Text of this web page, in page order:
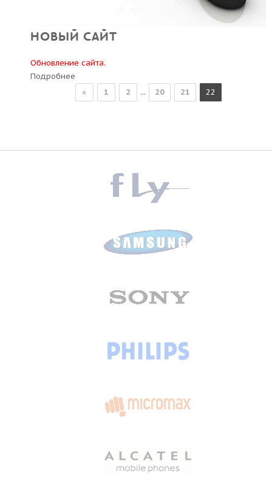
НОВЫЙ САЙТ
Обновление сайта.
Подробнее
«
1 2 ... 20 21 22